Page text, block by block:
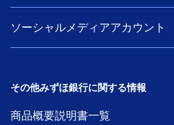
ソーシャルメディアアカウント
その他みずほ銀行に関する情報
商品概要説明書一覧